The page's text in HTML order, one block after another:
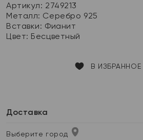
Артикул: 2749213
Металл: Серебро 925
Вставки: Фианит
Цвет: Бесцветный
В ИЗБРАННОЕ
Доставка
Выберите город